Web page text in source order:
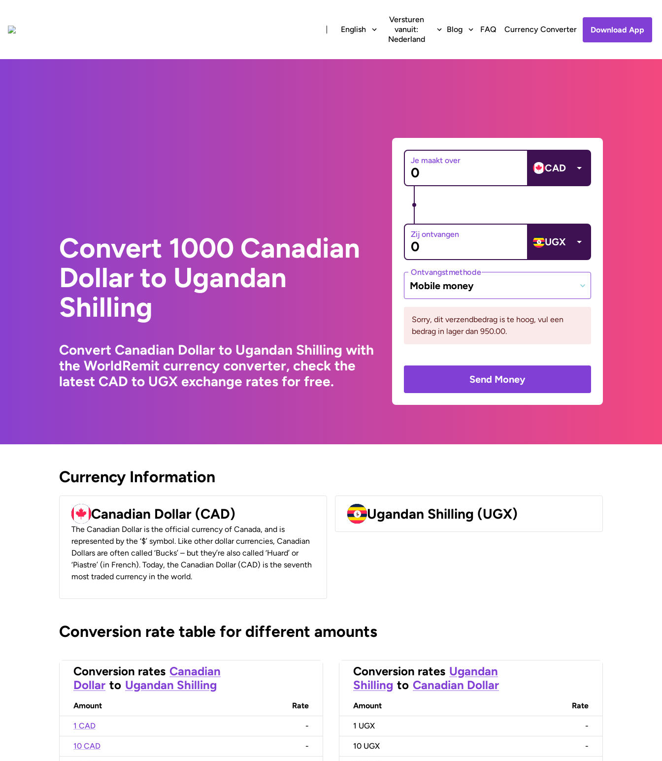
English
Versturen
vanuit:
Nederland
Blog FAQ Currency Converter Download App
Convert 1000 Canadian
Dollar to Ugandan
Shilling
Convert Canadian Dollar to Ugandan Shilling with
the WorldRemit currency converter, check the
latest CAD to UGX exchange rates for free.
Je maakt over
CAD
Zij ontvangen
UGX
Ontvangstmethode
Mobile money
Sorry, dit verzendbedrag is te hoog, vul een
bedrag in lager dan 950.00.
Send Money
Currency Information
Canadian Dollar (CAD)
The Canadian Dollar is the official currency of Canada, and is
represented by the ‘$’ symbol. Like other dollar currencies, Canadian
Dollars are often called ‘Bucks’ – but they’re also called ‘Huard’ or
‘Piastre’ (in French). Today, the Canadian Dollar (CAD) is the seventh
most traded currency in the world.
Ugandan Shilling (UGX)
Conversion rate table for different amounts
Conversion rates Canadian
Dollar to Ugandan Shilling
Amount Rate
1 CAD -
10 CAD -
Conversion rates Ugandan
Shilling to Canadian Dollar
Amount Rate
1 UGX -
10 UGX -